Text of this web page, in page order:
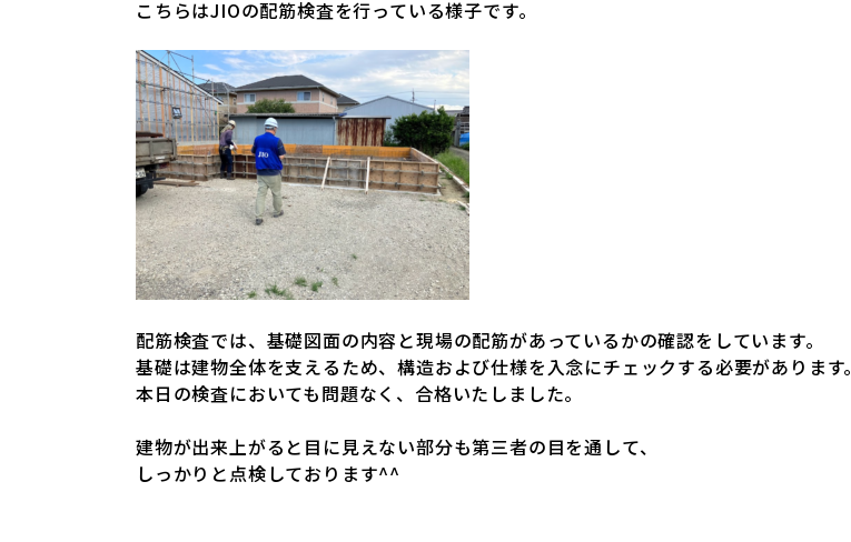
こちらはJIOの配筋検査を行っている様子です。
配筋検査では、基礎図面の内容と現場の配筋があっているかの確認をしています。
基礎は建物全体を支えるため、構造および仕様を入念にチェックする必要があります。
本日の検査においても問題なく、合格いたしました。
建物が出来上がると目に見えない部分も第三者の目を通して、
しっかりと点検しております^^